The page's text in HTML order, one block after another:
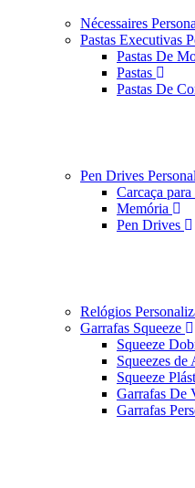
Nécessaires
Pastas Executivas
Pastas De
Pastas
Pastas De
Pen Drives
Carcaça
Memória
Pen Drives
Relógios
Garrafas Squeeze
Squeeze
Squeezes
Squeeze
Garrafas De
Garrafas